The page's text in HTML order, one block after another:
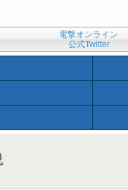
電撃オンライン
公式Twitter